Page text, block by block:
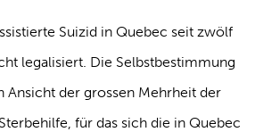
Suizid in Quebec seit zwölf
legalisiert. Die Selbstbestimmung
Ansicht der grossen Mehrheit der
für das sich die in Quebec